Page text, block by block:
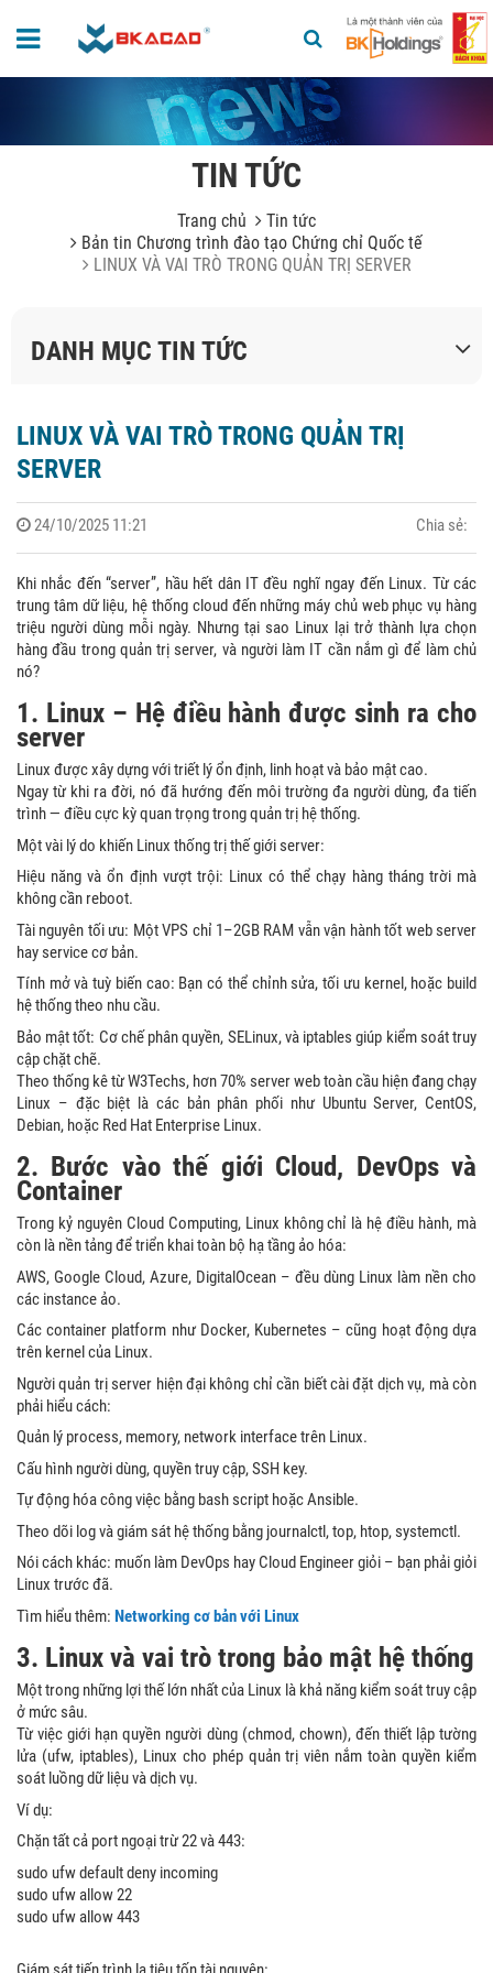
TIN TỨC
Trang chủ
Tin tức
Bản tin Chương trình đào tạo Chứng chỉ Quốc tế
LINUX VÀ VAI TRÒ TRONG QUẢN TRỊ SERVER
DANH MỤC TIN TỨC
LINUX VÀ VAI TRÒ TRONG QUẢN TRỊ
SERVER
24/10/2025 11:21 Chia sẻ:
Khi nhắc đến “server”, hầu hết dân IT đều nghĩ ngay đến Linux. Từ các
trung tâm dữ liệu, hệ thống cloud đến những máy chủ web phục vụ hàng
triệu người dùng mỗi ngày. Nhưng tại sao Linux lại trở thành lựa chọn
hàng đầu trong quản trị server, và người làm IT cần nắm gì để làm chủ
nó?
1. Linux – Hệ điều hành được sinh ra cho
server
Linux được xây dựng với triết lý ổn định, linh hoạt và bảo mật cao.
Ngay từ khi ra đời, nó đã hướng đến môi trường đa người dùng, đa tiến
trình — điều cực kỳ quan trọng trong quản trị hệ thống.
Một vài lý do khiến Linux thống trị thế giới server:
Hiệu năng và ổn định vượt trội: Linux có thể chạy hàng tháng trời mà
không cần reboot.
Tài nguyên tối ưu: Một VPS chỉ 1–2GB RAM vẫn vận hành tốt web server
hay service cơ bản.
Tính mở và tuỳ biến cao: Bạn có thể chỉnh sửa, tối ưu kernel, hoặc build
hệ thống theo nhu cầu.
Bảo mật tốt: Cơ chế phân quyền, SELinux, và iptables giúp kiểm soát truy
cập chặt chẽ.
Theo thống kê từ W3Techs, hơn 70% server web toàn cầu hiện đang chạy
Linux – đặc biệt là các bản phân phối như Ubuntu Server, CentOS,
Debian, hoặc Red Hat Enterprise Linux.
2. Bước vào thế giới Cloud, DevOps và
Container
Trong kỷ nguyên Cloud Computing, Linux không chỉ là hệ điều hành, mà
còn là nền tảng để triển khai toàn bộ hạ tầng ảo hóa:
AWS, Google Cloud, Azure, DigitalOcean – đều dùng Linux làm nền cho
các instance ảo.
Các container platform như Docker, Kubernetes – cũng hoạt động dựa
trên kernel của Linux.
Người quản trị server hiện đại không chỉ cần biết cài đặt dịch vụ, mà còn
phải hiểu cách:
Quản lý process, memory, network interface trên Linux.
Cấu hình người dùng, quyền truy cập, SSH key.
Tự động hóa công việc bằng bash script hoặc Ansible.
Theo dõi log và giám sát hệ thống bằng journalctl, top, htop, systemctl.
Nói cách khác: muốn làm DevOps hay Cloud Engineer giỏi – bạn phải giỏi
Linux trước đã.
Tìm hiểu thêm: Networking cơ bản với Linux
3. Linux và vai trò trong bảo mật hệ thống
Một trong những lợi thế lớn nhất của Linux là khả năng kiểm soát truy cập
ở mức sâu.
Từ việc giới hạn quyền người dùng (chmod, chown), đến thiết lập tường
lửa (ufw, iptables), Linux cho phép quản trị viên nắm toàn quyền kiểm
soát luồng dữ liệu và dịch vụ.
Ví dụ:
Chặn tất cả port ngoại trừ 22 và 443:
sudo ufw default deny incoming
sudo ufw allow 22
sudo ufw allow 443